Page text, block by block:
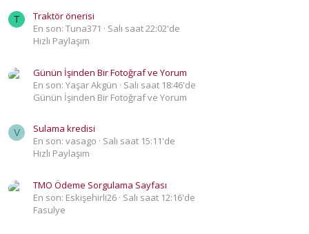
T
Traktör önerisi
En son: Tuna371
Salı saat 22:02'de
Hızlı Paylaşım
Günün İşinden Bir Fotoğraf ve Yorum
En son: Yaşar Akgün
Salı saat 18:46'de
Günün İşinden Bir Fotoğraf ve Yorum
V
Sulama kredisi
En son: vasago
Salı saat 15:11'de
Hızlı Paylaşım
TMO Ödeme Sorgulama Sayfası
En son: Eskişehirli26 Salı saat 12:16'de
Fasulye